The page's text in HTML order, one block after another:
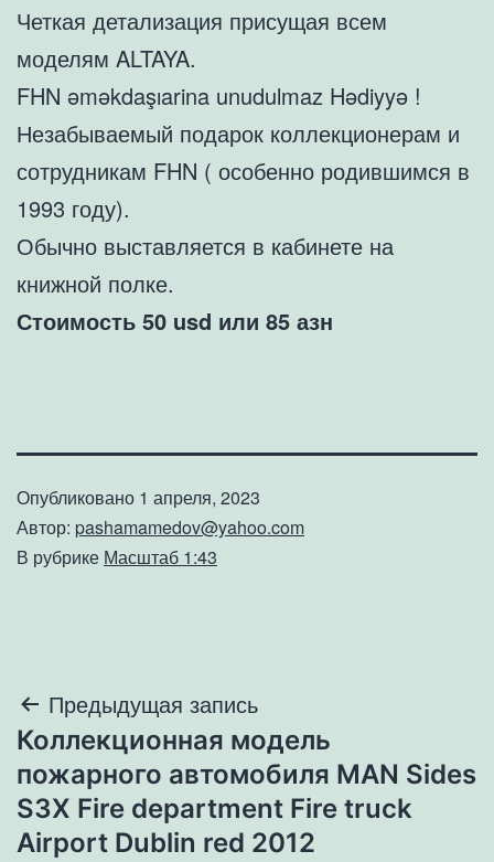
Четкая детализация присущая всем
моделям ALTAYA.
FHN əməkdaşıarina unudulmaz Hədiyyə !
Незабываемый подарок коллекционерам и
сотрудникам FHN ( особенно родившимся в
1993 году).
Обычно выставляется в кабинете на
книжной полке.
Стоимость 50 usd или 85 азн
Опубликовано 1 апреля, 2023
Автор: pashamamedov@yahoo.com
В рубрике Масштаб 1:43
Навигация
по
записям
Предыдущая запись
Коллекционная модель
пожарного автомобиля MAN Sides
S3X Fire department Fire truck
Airport Dublin red 2012